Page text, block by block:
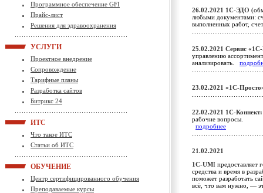
Программное обеспечение GFI
Прайс-лист
Решения для здравоохранения
УСЛУГИ
Проектное внедрение
Сопровождение
Тарифные планы
Разработка сайтов
Битрикс 24
ИТС
Что такое ИТС
Статьи об ИТС
ОБУЧЕНИЕ
Центр сертифицированного обучения
Преподаваемые курсы
26.02.2021 1С-ЭДО
любыми документами:
выполненных работ,
25.02.2021 Сервис
управлению
анализировать.
23.02.2021 «1С-
22.02.2021 1С-Коннект:
рабочие вопросы.
подробнее
21.02.2021
1С-UMI предоставляет
средства и время в
поможет разработать
всё, что вам нужно, —